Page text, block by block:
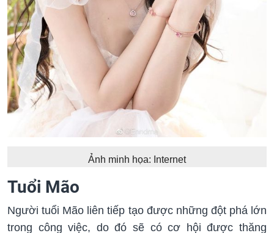
Ảnh minh họa: Internet
Tuổi Mão
Người tuổi Mão liên tiếp tạo được những đột phá lớn
trong công việc, do đó sẽ có cơ hội được thăng